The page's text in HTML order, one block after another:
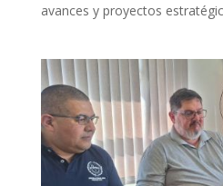
avances y proyectos